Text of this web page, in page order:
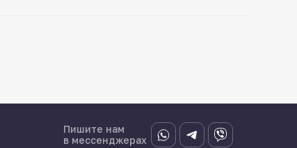
Пишите нам
в мессенджерах